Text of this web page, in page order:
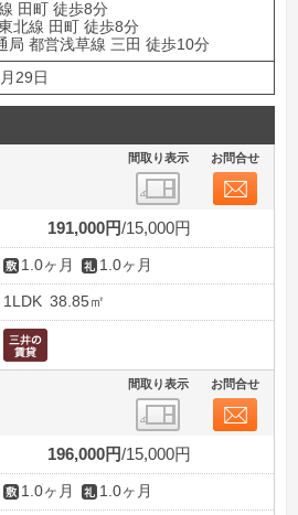
田町 徒歩8分
北線 田町 徒歩8分
局 都営浅草線 三田 徒歩10分
29日
間取り表示 お問合せ
191,000円 15,000円
1.0ヶ月 1.0ヶ月
1LDK 38.85㎡
間取り表示 お問合せ
196,000円 15,000円
1.0ヶ月 1.0ヶ月